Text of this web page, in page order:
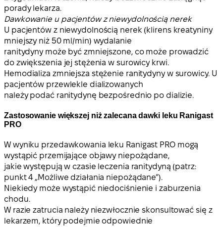
porady lekarza.
Dawkowanie u pacjentów z niewydolnością nerek
U pacjentów z niewydolnością nerek (klirens kreatyniny
mniejszy niż 50 ml/min) wydalanie
ranitydyny może być zmniejszone, co może prowadzić
do zwiększenia jej stężenia w surowicy krwi.
Hemodializa zmniejsza stężenie ranitydyny w surowicy. U
pacjentów przewlekle dializowanych
należy podać ranitydynę bezpośrednio po dializie.
Zastosowanie większej niż zalecana dawki leku Ranigast
PRO
W wyniku przedawkowania leku Ranigast PRO mogą
wystąpić przemijające objawy niepożądane,
jakie występują w czasie leczenia ranitydyną (patrz:
punkt 4 „Możliwe działania niepożądane”).
Niekiedy może wystąpić niedociśnienie i zaburzenia
chodu.
W razie zatrucia należy niezwłocznie skonsultować się z
lekarzem, który podejmie odpowiednie